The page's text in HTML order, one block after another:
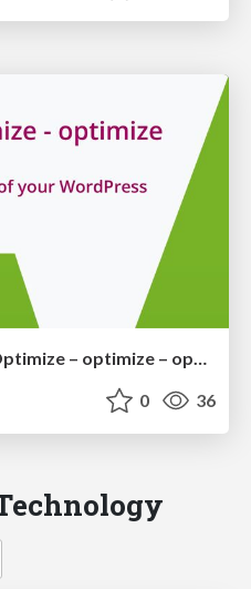
Λεωνίδας Μηλώσης - Optimize – optimize – optimize: Caring for performance of your WordPress plugin or website
0 36